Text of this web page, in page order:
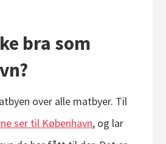
bra som
over alle matbyer. Til
ser til København, og lar